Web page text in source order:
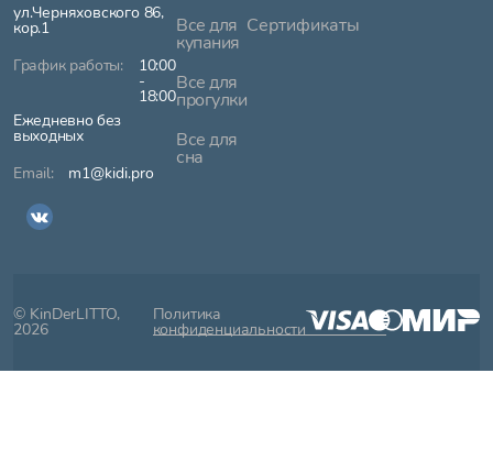
ул.Черняховского 86,
кор.1
10:00
-
18:00
Ежедневно без
выходных
m1@kidi.pro
Все для
купания
Все для
прогулки
Все для
сна
Сертификаты
© KinDerLITTO,
2026
Политика
конфиденциальности